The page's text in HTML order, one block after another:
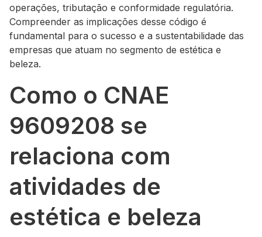
operações, tributação e conformidade regulatória.
Compreender as implicações desse código é
fundamental para o sucesso e a sustentabilidade das
empresas que atuam no segmento de estética e
beleza.
Como o CNAE
9609208 se
relaciona com
atividades de
estética e beleza